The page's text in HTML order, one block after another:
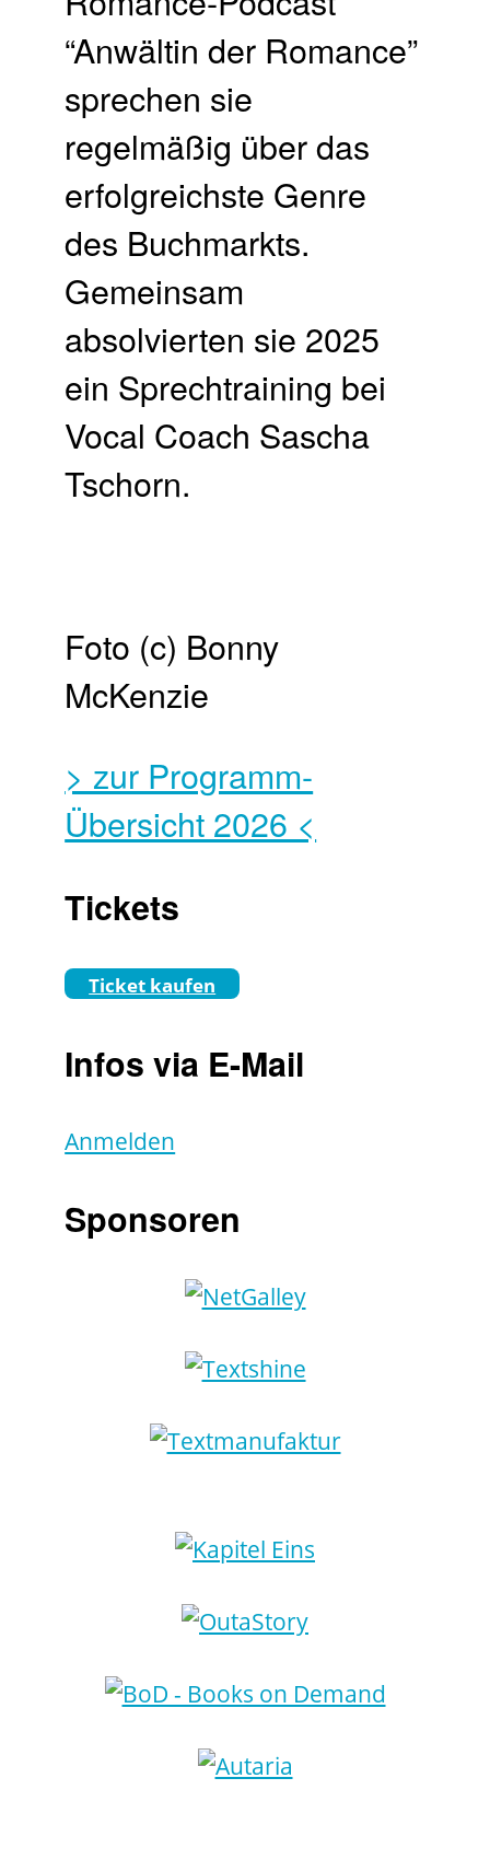
“Anwältin der Romance”
sprechen sie
regelmäßig über das
erfolgreichste Genre
des Buchmarkts.
Gemeinsam
absolvierten sie 2025
ein Sprechtraining bei
Vocal Coach Sascha
Tschorn.
Foto (c) Bonny
McKenzie
> zur Programm-
Übersicht 2026 <
Tickets
Ticket kaufen
Infos via E-Mail
Anmelden
Sponsoren